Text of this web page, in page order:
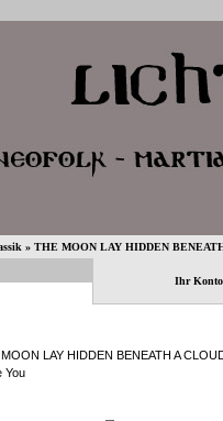
» THE MOON LAY HIDDEN
Ihr Konto
LAY HIDDEN BENEATH A
You